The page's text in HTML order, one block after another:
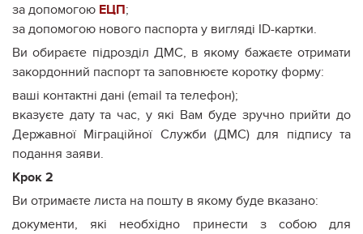
за допомогою ЕЦП;
за допомогою нового паспорта у виглядi ID-картки.
Ви обираєте підрозділ ДМС, в якому бажаєте отримати
закордонний паспорт та заповнюєте коротку форму:
ваші контактні дані (email та телефон);
вказуєте дату та час, у які Вам буде зручно прийти до
Державної Міграційної Служби (ДМС) для підпису та
подання заяви.
Крок 2
Ви отримаєте листа на пошту в якому буде вказано:
документи, які необхідно принести з собою для